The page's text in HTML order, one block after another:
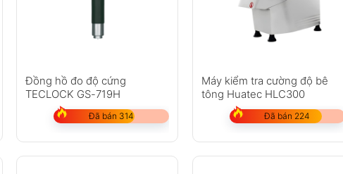
Đồng hồ đo độ cứng
TECLOCK GS-719H
Đã bán 314
Máy kiểm tra cường độ bê
tông Huatec HLC300
Đã bán 224